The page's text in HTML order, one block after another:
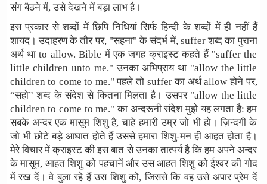
संग बैठने में, उसे देखने में बड़ा लाभ है।
इस प्रकार से शब्दों में छिपि निधियां सिर्फ हिन्दी के शब्दों में ही नहीं हैं
शायद। उदाहरण के तौर पर, "सहना" के संदर्भ में, suffer शब्द का पुराना
अर्थ था to allow. Bible में एक जगह क्राइस्ट कहते हैं "suffer the
little children unto me." उनका अभिप्राय था "allow the little
children to come to me." पहले तो suffer का अर्थ allow होने पर,
“सहो” शब्द के संदेश से कितना मिलता है। उसपर "allow the little
children to come to me." का अन्दरूनी संदेश मुझे यह लगता है: हम
सबके अन्दर एक मासूम शिशु है, चाहे हमारी उम्र जो भी हो। ज़िन्दगी के
जो भी छोटे बड़े आघात होते हैं उससे हमारा शिशु-मन ही आहत होता है।
मेरे विचार में क्राइस्ट की इस बात से उनका तात्पर्य है कि हम अपने अन्दर
के मासूम, आहत शिशु को पहचानें और उस आहत शिशु को ईश्वर की गोद
में रख दें। वे बुला रहे हैं उस शिशु को, जिससे कि वह उसे अपार प्रेम दें